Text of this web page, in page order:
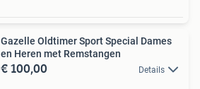
Gazelle Oldtimer Sport Special Dames
en Heren met Remstangen
€ 100,00 Details